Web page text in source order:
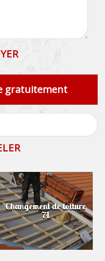
gratuitement
Changement de toiture
71